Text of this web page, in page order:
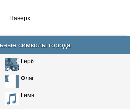
Наверх
символы города
Герб
Флаг
Гимн